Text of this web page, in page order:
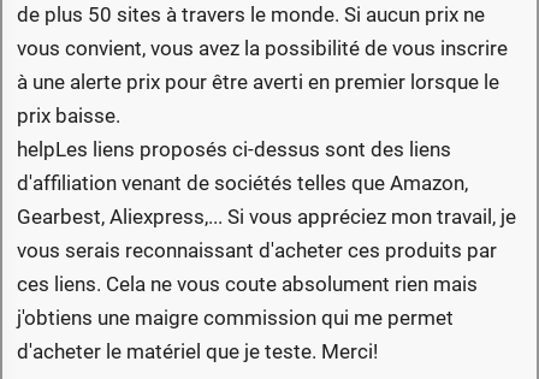
de plus 50 sites à travers le monde. Si aucun prix ne
vous convient, vous avez la possibilité de vous inscrire
à une alerte prix pour être averti en premier lorsque le
prix baisse.
helpLes liens proposés ci-dessus sont des liens
d'affiliation venant de sociétés telles que Amazon,
Gearbest, Aliexpress,... Si vous appréciez mon travail, je
vous serais reconnaissant d'acheter ces produits par
ces liens. Cela ne vous coute absolument rien mais
j'obtiens une maigre commission qui me permet
d'acheter le matériel que je teste. Merci!